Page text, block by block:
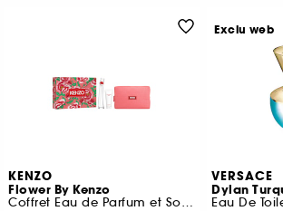
KENZO
Flower By Kenzo
Coffret Eau de Parfum et Soin pour Femme
VERSACE
Dylan
Eau De
Exclu web